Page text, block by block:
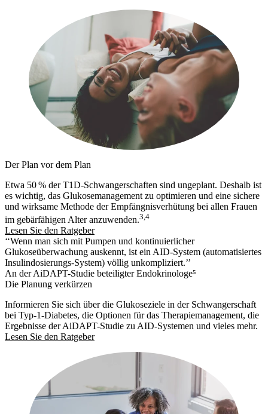
Der Plan vor dem Plan
Etwa 50 % der T1D-Schwangerschaften sind ungeplant. Deshalb ist
es wichtig, das Glukosemanagement zu optimieren und eine sichere
und wirksame Methode der Empfängnisverhütung bei allen Frauen
im gebärfähigen Alter anzuwenden.3,4
Lesen Sie den Ratgeber
‘‘Wenn man sich mit Pumpen und kontinuierlicher
Glukoseüberwachung auskennt, ist ein AID-System (automatisiertes
Insulindosierungs-System) völlig unkompliziert.’’
An der AiDAPT-Studie beteiligter Endokrinologe⁵
Die Planung verkürzen
Informieren Sie sich über die Glukoseziele in der Schwangerschaft
bei Typ-1-Diabetes, die Optionen für das Therapiemanagement, die
Ergebnisse der AiDAPT-Studie zu AID-Systemen und vieles mehr.
Lesen Sie den Ratgeber